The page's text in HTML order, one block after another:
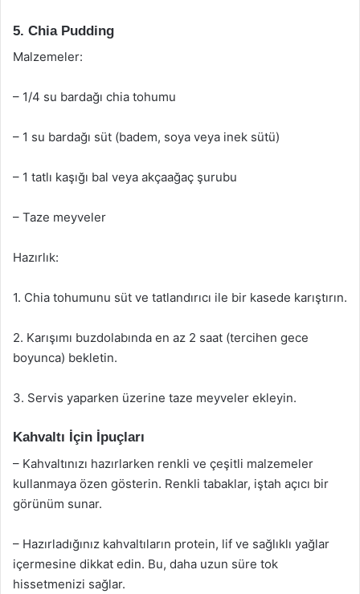
5. Chia Pudding
Malzemeler:
– 1/4 su bardağı chia tohumu
– 1 su bardağı süt (badem, soya veya inek sütü)
– 1 tatlı kaşığı bal veya akçaağaç şurubu
– Taze meyveler
Hazırlık:
1. Chia tohumunu süt ve tatlandırıcı ile bir kasede karıştırın.
2. Karışımı buzdolabında en az 2 saat (tercihen gece
boyunca) bekletin.
3. Servis yaparken üzerine taze meyveler ekleyin.
Kahvaltı İçin İpuçları
– Kahvaltınızı hazırlarken renkli ve çeşitli malzemeler
kullanmaya özen gösterin. Renkli tabaklar, iştah açıcı bir
görünüm sunar.
– Hazırladığınız kahvaltıların protein, lif ve sağlıklı yağlar
içermesine dikkat edin. Bu, daha uzun süre tok
hissetmenizi sağlar.